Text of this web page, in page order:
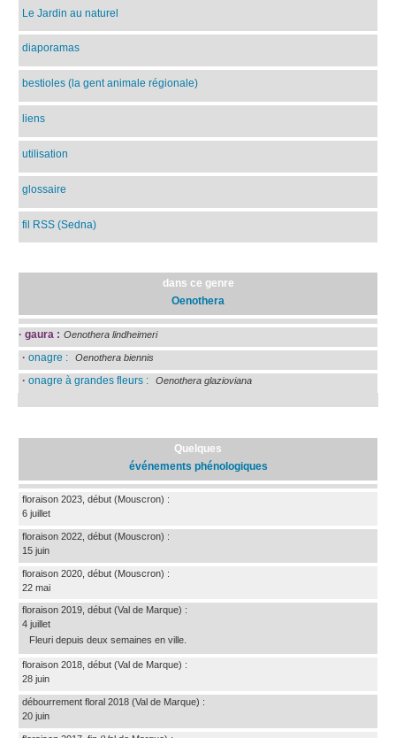
Le Jardin au naturel
diaporamas
bestioles (la gent animale régionale)
liens
utilisation
glossaire
fil RSS (Sedna)
dans ce genre
Oenothera
· gaura : Oenothera lindheimeri
· onagre : Oenothera biennis
· onagre à grandes fleurs : Oenothera glazioviana
Quelques
événements phénologiques
floraison 2023, début (Mouscron) :
6 juillet
floraison 2022, début (Mouscron) :
15 juin
floraison 2020, début (Mouscron) :
22 mai
floraison 2019, début (Val de Marque) :
4 juillet
Fleuri depuis deux semaines en ville.
floraison 2018, début (Val de Marque) :
28 juin
débourrement floral 2018 (Val de Marque) :
20 juin